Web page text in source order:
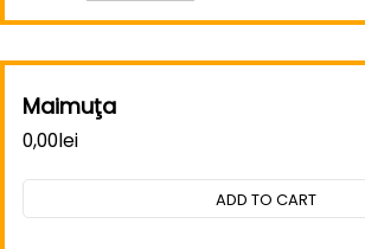
Maimuţa
0,00lei
ADD TO CART